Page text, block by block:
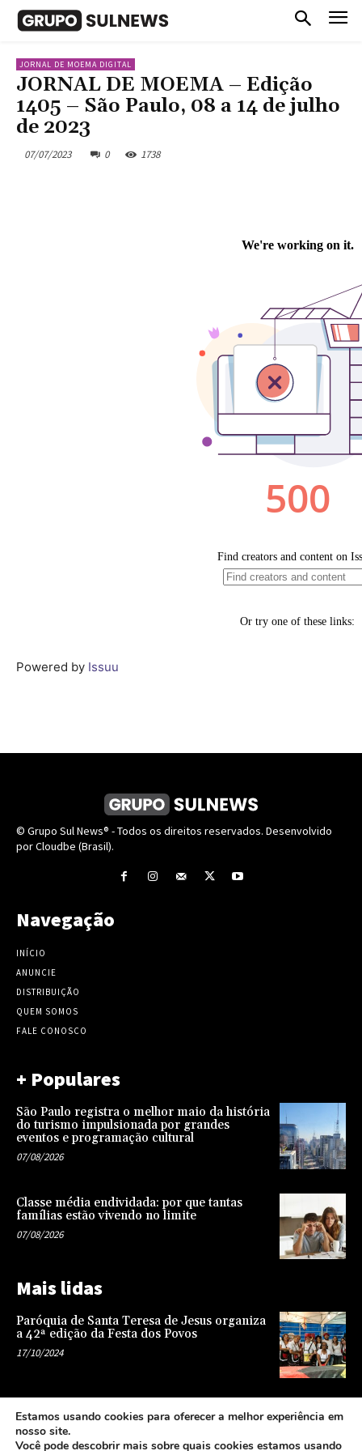
JORNAL DE MOEMA DIGITAL
JORNAL DE MOEMA – Edição
1405 – São Paulo, 08 a 14 de julho
de 2023
07/07/2023 0 1738
Powered by Issuu
© Grupo Sul News® - Todos os direitos reservados. Desenvolvido
por Cloudbe (Brasil).
Navegação
INÍCIO
ANUNCIE
DISTRIBUIÇÃO
QUEM SOMOS
FALE CONOSCO
+ Populares
São Paulo registra o melhor maio da história
do turismo impulsionada por grandes
eventos e programação cultural
07/08/2026
Classe média endividada: por que tantas
famílias estão vivendo no limite
07/08/2026
Mais lidas
Paróquia de Santa Teresa de Jesus organiza
a 42ª edição da Festa dos Povos
17/10/2024
Representatividade na infância: o papel da
escola na formação de uma sociedade mais
justa e equitativa
Estamos usando cookies para oferecer a melhor experiência em
nosso site.
Você pode descobrir mais sobre quais cookies estamos usando